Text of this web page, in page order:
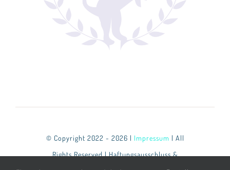
© Copyright 2022 - 2026 | Impressum | All
Rights Reserved | Haftungsausschluss &